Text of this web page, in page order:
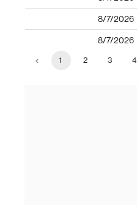
8/7/2026
8/7/2026
1 2 3 4